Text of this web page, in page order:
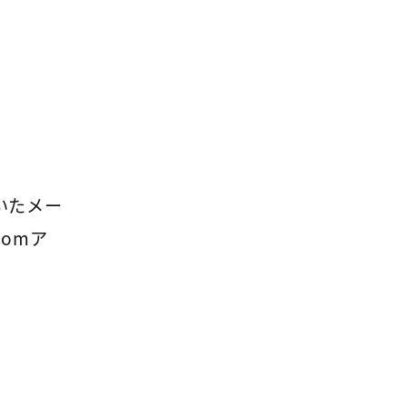
メー
ア